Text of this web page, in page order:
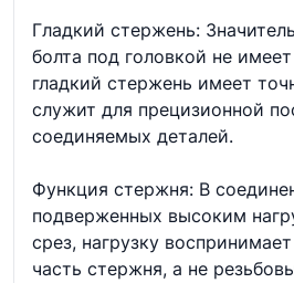
Гладкий стержень:
болта под головкой не
гладкий стержень имеет
служит для прецизионной
соединяемых деталей.
Функция стержня: В
подверженных высоким
срез, нагрузку
часть стержня, а не